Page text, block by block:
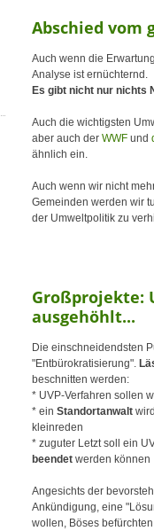
Abschied vom
Auch wenn die
Analyse ist ernüchternd.
Es gibt nicht nur nichts
Auch die wichtigsten
aber auch der WWF und
ähnlich ein.
Auch wenn wir nicht
Gemeinden werden wir
der Umweltpolitik zu
Großprojekte:
ausgehöhlt...
Die einschneidendsten
"Entbürokratisierung".
beschnitten werden:
* UVP-Verfahren sollen
* ein Standortanwalt
kleinreden
* zuguter Letzt soll ein
beendet werden können
Angesichts der
Ankündigung, eine
wollen, Böses